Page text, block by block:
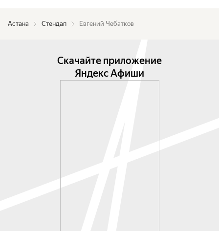
Астана Стендап Евгений Чебатков
Скачайте приложение
Яндекс Афиши